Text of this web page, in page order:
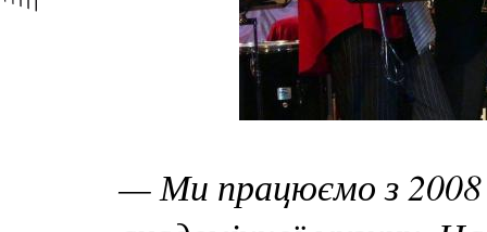
— Ми працюємо з 2008